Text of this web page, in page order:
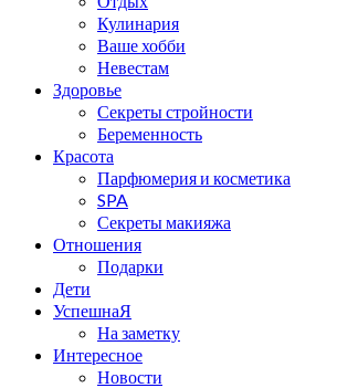
Кулинария
Ваше хобби
Невестам
Здоровье
Секреты стройности
Беременность
Красота
Парфюмерия и косметика
SPA
Секреты макияжа
Отношения
Подарки
Дети
УспешнаЯ
На заметку
Интересное
Новости